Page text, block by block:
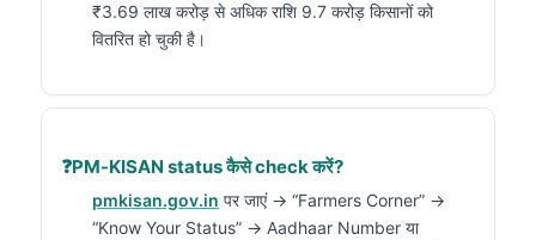
₹3.69 लाख करोड़ से अधिक राशि 9.7 करोड़ किसानों को
वितरित हो चुकी है।
PM-KISAN status कैसे check करें?
pmkisan.gov.in पर जाएं → “Farmers Corner” →
“Know Your Status” → Aadhaar Number या